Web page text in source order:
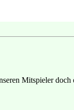
Mitspieler